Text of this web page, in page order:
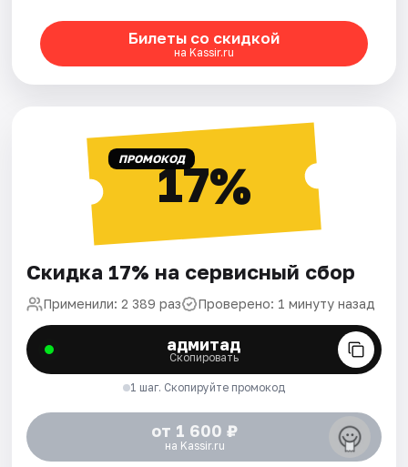
Билеты со скидкой
на Kassir.ru
ПРОМОКОД17%
Скидка 17% на сервисный сбор
Применили: 2 389 раз Проверено: 1 минуту назад
адмитад
Скопировать
1 шаг. Скопируйте промокод
от 1 600 ₽
на Kassir.ru